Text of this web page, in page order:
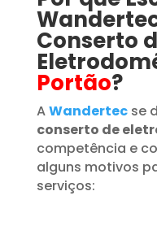
Conserto
Portão?
AWandertecse
conserto de
competência e
alguns motivos
serviços: